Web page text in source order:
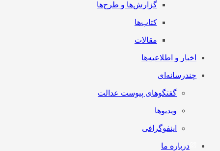
گزارش‌ها و طرح‌ها
کتاب‌ها
مقالات
اخبار و اطلاعیه‌ها
چندرسانه‌ای
گفتگوهای پیوست عدالت
ویدیوها
اینفوگرافی
درباره ما